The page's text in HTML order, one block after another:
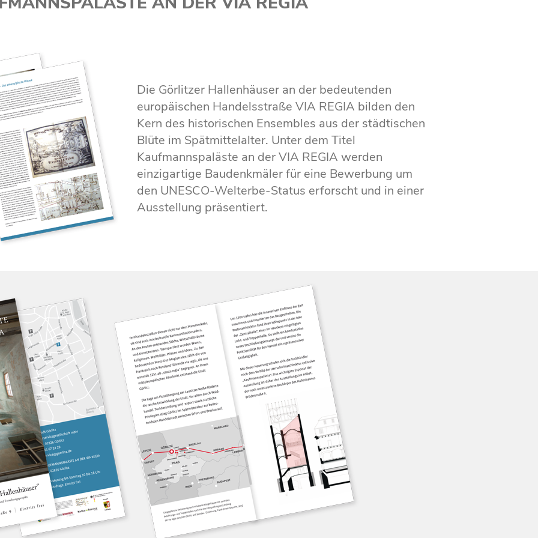
Die Görlitzer Hallenhäuser an der bedeutenden
europäischen Handelsstraße VIA REGIA bilden den
Kern des historischen Ensembles aus der städtischen
Blüte im Spätmittelalter. Unter dem Titel
Kaufmannspaläste an der VIA REGIA werden
einzigartige Baudenkmäler für eine Bewerbung um
den UNESCO-Welterbe-Status erforscht und in einer
Ausstellung präsentiert.